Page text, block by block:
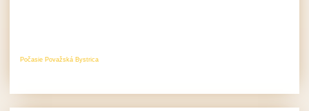
Počasie Považská Bystrica